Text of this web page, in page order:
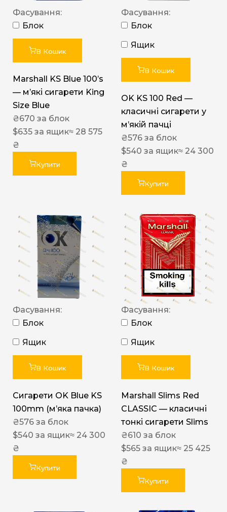
Фасування:
Блок
В Кошик
Marshall KS Blue 100’s
— м’які сигарети King
Size Blue
₴670 за блок
$635 за ящик≈ 28 575
₴
Купити
Фасування:
Блок
Ящик
В Кошик
OK KS 100 Red —
класичні сигарети у
м’якій пачці
₴576 за блок
$540 за ящик≈ 24 300
₴
Купити
Фасування:
Блок
Ящик
В Кошик
Сигарети OK Blue KS
100mm (м’яка пачка)
₴576 за блок
$540 за ящик≈ 24 300
₴
Купити
Фасування:
Блок
Ящик
В Кошик
Marshall Slims Red
CLASSIC — класичні
тонкі сигарети Slims
₴610 за блок
$565 за ящик≈ 25 425
₴
Купити